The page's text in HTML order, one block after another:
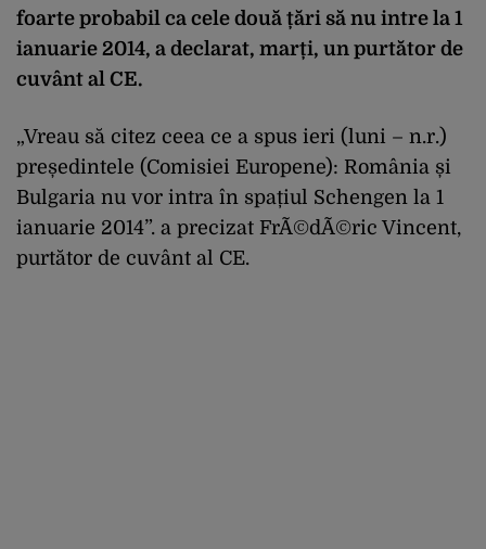
foarte probabil ca cele două țări să nu intre la 1
ianuarie 2014, a declarat, marți, un purtător de
cuvânt al CE.
„Vreau să citez ceea ce a spus ieri (luni – n.r.)
președintele (Comisiei Europene): România și
Bulgaria nu vor intra în spațiul Schengen la 1
ianuarie 2014”. a precizat FrÃ©dÃ©ric Vincent,
purtător de cuvânt al CE.